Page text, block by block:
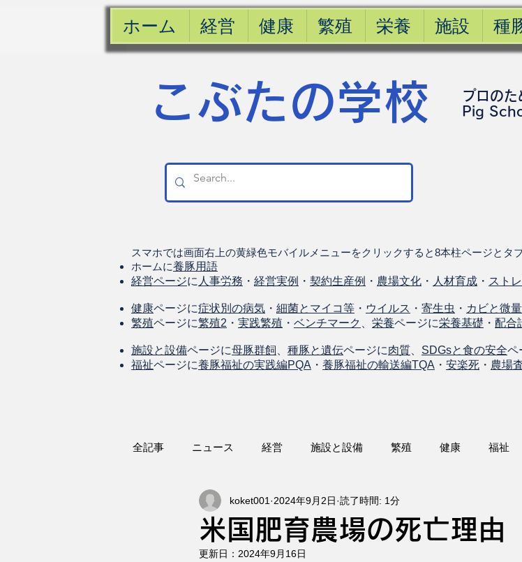
ホーム 経営 健康 繁殖 栄養 施設 種
​こぶたの学校
プロの
​Pig
スマホでは画面右上の黄緑色モバイルメニューをクリックすると8本柱ページと
ホームに養豚用語
経営ページに 人事労務 ・ 経営実例 ・ 契約生産例 ・ 農場文化 ・ 人材育成 ・ スト
健康ページに症状別の病気 ・ 細菌とマイコ等 ・ ウイルス ・ 寄生虫 ・ カビと微
繁殖ページに繁殖2 ・ 実践繁殖 ・ ベンチマーク 栄養ページに栄養基礎 ・ 配合
施設と設備ページに母豚群飼 種豚と遺伝ページに肉質 SDGsと食の安全ペ
福祉ページに養豚福祉の実践編PQA ・ 養豚福祉の輸送編TQA ・ 安楽死 ・ 農場
全記事 ニュース 経営 施設と設備 繁殖 健康 福祉
米国肥育農場の死亡理由
koket001 2024年9月2日 読了時間: 1分
更新日： 2024年9月16日